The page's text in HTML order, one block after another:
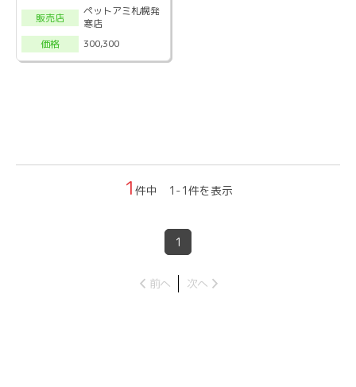
販売店
ペットアミ札幌発
寒店
価格
300,300
1 件中 1-1件を表示
1
前へ 次へ